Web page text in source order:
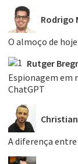
Rodrigo
O almoço de hoje
Rutger
Espionagem em
ChatGPT
A diferença